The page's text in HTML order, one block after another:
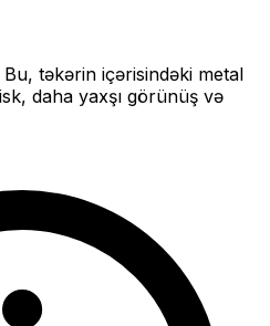
təkərin içərisindəki metal
daha yaxşı görünüş və